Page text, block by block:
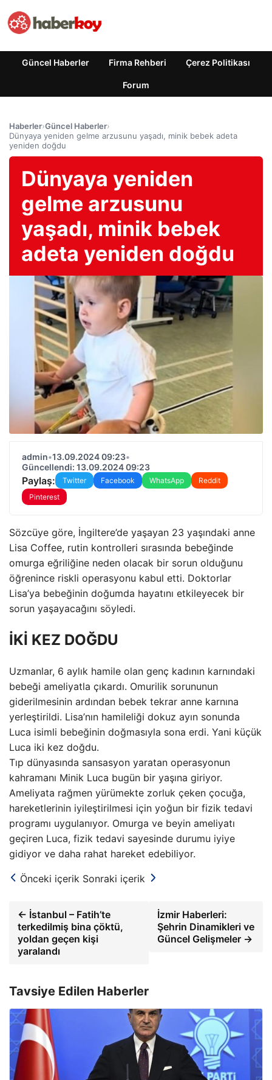
Güncel Haberler Firma Rehberi Çerez Politikası
Forum
Haberler›Güncel Haberler›
Dünyaya yeniden gelme arzusunu yaşadı, minik bebek adeta
yeniden doğdu
Dünyaya yeniden
gelme arzusunu
yaşadı, minik bebek
adeta yeniden doğdu
admin•13.09.2024 09:23•
Güncellendi: 13.09.2024 09:23
Paylaş: Twitter Facebook WhatsApp
Reddit
Pinterest
Sözcüye göre, İngiltere’de yaşayan 23 yaşındaki anne
Lisa Coffee, rutin kontrolleri sırasında bebeğinde
omurga eğriliğine neden olacak bir sorun olduğunu
öğrenince riskli operasyonu kabul etti. Doktorlar
Lisa’ya bebeğinin doğumda hayatını etkileyecek bir
sorun yaşayacağını söyledi.
İKİ KEZ DOĞDU
Uzmanlar, 6 aylık hamile olan genç kadının karnındaki
bebeği ameliyatla çıkardı. Omurilik sorununun
giderilmesinin ardından bebek tekrar anne karnına
yerleştirildi. Lisa’nın hamileliği dokuz ayın sonunda
Luca isimli bebeğinin doğmasıyla sona erdi. Yani küçük
Luca iki kez doğdu.
Tıp dünyasında sansasyon yaratan operasyonun
kahramanı Minik Luca bugün bir yaşına giriyor.
Ameliyata rağmen yürümekte zorluk çeken çocuğa,
hareketlerinin iyileştirilmesi için yoğun bir fizik tedavi
programı uygulanıyor. Omurga ve beyin ameliyatı
geçiren Luca, fizik tedavi sayesinde durumu iyiye
gidiyor ve daha rahat hareket edebiliyor.
Önceki içerik Sonraki içerik
← İstanbul – Fatih’te
terkedilmiş bina çöktü,
yoldan geçen kişi
yaralandı
İzmir Haberleri:
Şehrin Dinamikleri ve
Güncel Gelişmeler →
Tavsiye Edilen Haberler